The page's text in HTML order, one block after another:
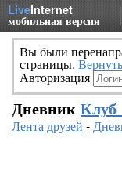
LiveInternet
мобильная версия
Вы были
страницы.
Авторизация
Дневник
Лента друзей -